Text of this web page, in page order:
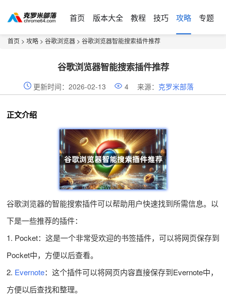
首页 版本大全 教程 技巧 攻略 专题
首页 > 攻略 > 谷歌浏览器 > 谷歌浏览器智能搜索插件推荐
谷歌浏览器智能搜索插件推荐
更新时间：2026-02-13 4 来源： 克罗米部落
正文介绍
谷歌浏览器的智能搜索插件可以帮助用户快速找到所需信息。以
下是一些推荐的插件：
1. Pocket：这是一个非常受欢迎的书签插件，可以将网页保存到
Pocket中，方便以后查看。
2. Evernote：这个插件可以将网页内容直接保存到Evernote中，
方便以后查找和整理。